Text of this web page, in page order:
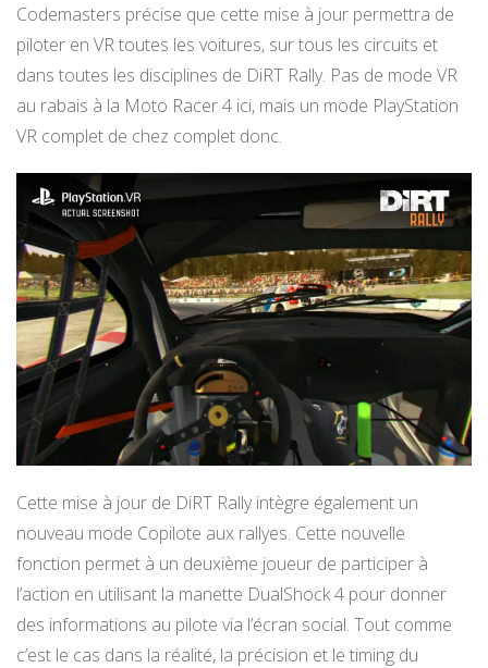
Codemasters précise que cette mise à jour permettra de
piloter en VR toutes les voitures, sur tous les circuits et
dans toutes les disciplines de DiRT Rally. Pas de mode VR
au rabais à la Moto Racer 4 ici, mais un mode PlayStation
VR complet de chez complet donc.
Cette mise à jour de DiRT Rally intègre également un
nouveau mode Copilote aux rallyes. Cette nouvelle
fonction permet à un deuxième joueur de participer à
l’action en utilisant la manette DualShock 4 pour donner
des informations au pilote via l’écran social. Tout comme
c’est le cas dans la réalité, la précision et le timing du